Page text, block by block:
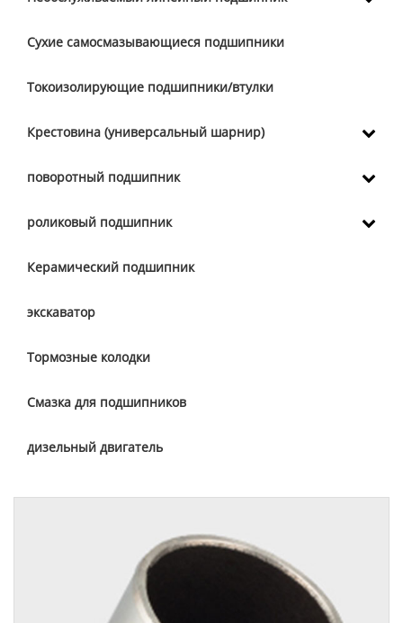
Сухие самосмазывающиеся подшипники
Токоизолирующие подшипники/втулки
Крестовина (универсальный шарнир)
поворотный подшипник
роликовый подшипник
Керамический подшипник
экскаватор
Тормозные колодки
Смазка для подшипников
дизельный двигатель